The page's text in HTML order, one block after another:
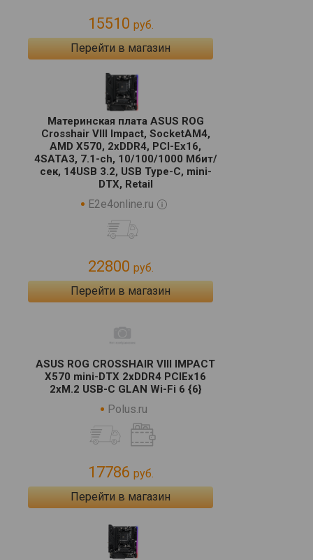
15510 руб.
Перейти в магазин
Материнская плата ASUS ROG
Crosshair VIII Impact, SocketAM4,
AMD X570, 2xDDR4, PCI-Ex16,
4SATA3, 7.1-ch, 10/100/1000 Мбит/
сек, 14USB 3.2, USB Type-C, mini-
DTX, Retail
E2e4online.ru
22800 руб.
Перейти в магазин
ASUS ROG CROSSHAIR VIII IMPACT
X570 mini-DTX 2xDDR4 PCIEx16
2xM.2 USB-C GLAN Wi-Fi 6 {6}
Polus.ru
17786 руб.
Перейти в магазин